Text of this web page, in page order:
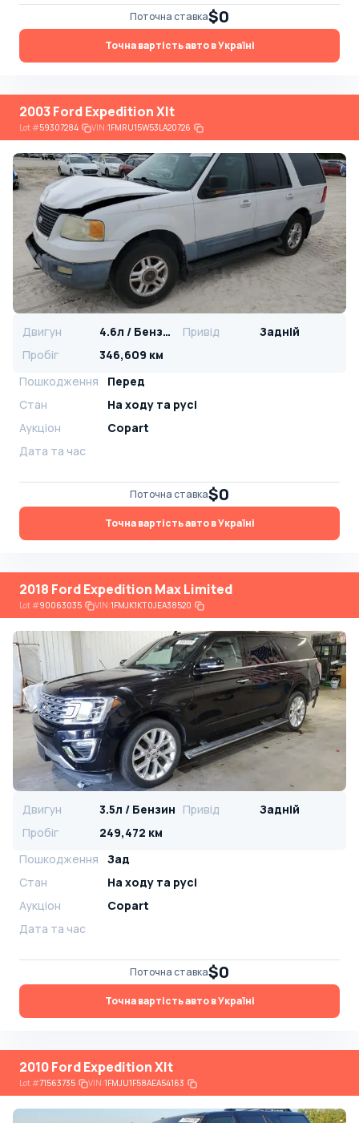
Поточна ставка$0
Точна вартість авто в Україні
2003 Ford Expedition Xlt
Lot#59307284 VIN:1FMRU15W53LA20726
Двигун 4.6л / Бензин Привід
Задній
Пробіг
346,609 км
Пошкодження
Перед
Стан
На ​​ходу та русі
Аукціон
Copart
Дата та час
Поточна ставка$0
Точна вартість авто в Україні
2018 Ford Expedition Max Limited
Lot#90063035 VIN:1FMJK1KT0JEA38520
Двигун 3.5л / Бензин Привід
Задній
Пробіг
249,472 км
Пошкодження
Зад
Стан
На ​​ходу та русі
Аукціон
Copart
Дата та час
Поточна ставка$0
Точна вартість авто в Україні
2010 Ford Expedition Xlt
Lot#71563735 VIN:1FMJU1F58AEA54163